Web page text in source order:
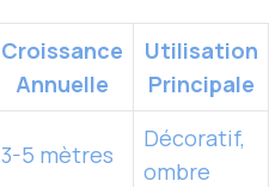
Croissance
Annuelle
Utilisation
Principale
3-5 mètres
Décoratif,
ombre